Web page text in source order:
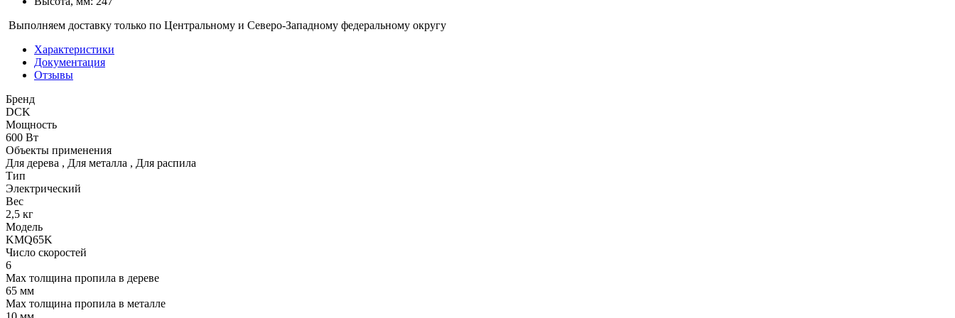
Выполняем доставку только по Центральному и Северо-Западному федеральному округу
Характеристики
Документация
Отзывы
Бренд
DCK
Мощность
600 Вт
Объекты применения
Для дерева , Для металла , Для распила
Тип
Электрический
Вес
2,5 кг
Модель
KMQ65K
Число скоростей
6
Мах толщина пропила в дереве
65 мм
Мах толщина пропила в металле